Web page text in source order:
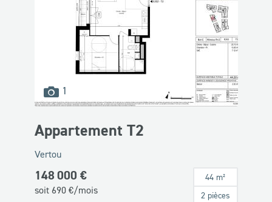
1
disponibles
Appartement T2
Vertou
148 000 €
soit 690€/mois
44 m²
2 pièces